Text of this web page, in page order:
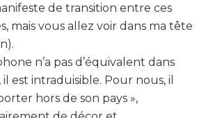
de transition entre ces
mais vous allez voir dans ma tête
n’a pas d’équivalent dans
est intraduisible. Pour nous, il
hors de son pays »,